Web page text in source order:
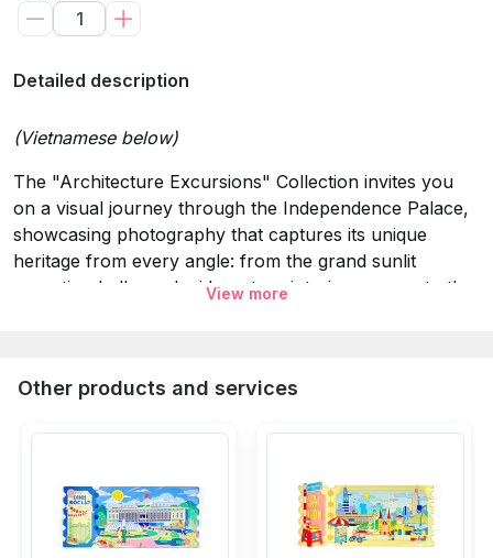
Detailed description
(Vietnamese below)
The "Architecture Excursions" Collection invites you
on a visual journey through the Independence Palace,
showcasing photography that captures its unique
heritage from every angle: from the grand sunlit
reception halls, and mid-century interior spaces, to the
Dinh Design Store.
Specifications:
Collection:Architecture Excursions.
Material:Mica Magnet.
View more
Other products and services